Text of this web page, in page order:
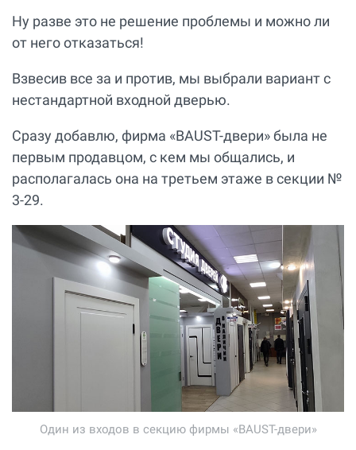
Ну разве это не решение проблемы и можно ли
от него отказаться!
Взвесив все за и против, мы выбрали вариант с
нестандартной входной дверью.
Сразу добавлю, фирма «BAUST-двери» была не
первым продавцом, с кем мы общались, и
располагалась она на третьем этаже в секции №
3-29.
Один из входов в секцию фирмы «BAUST-двери»